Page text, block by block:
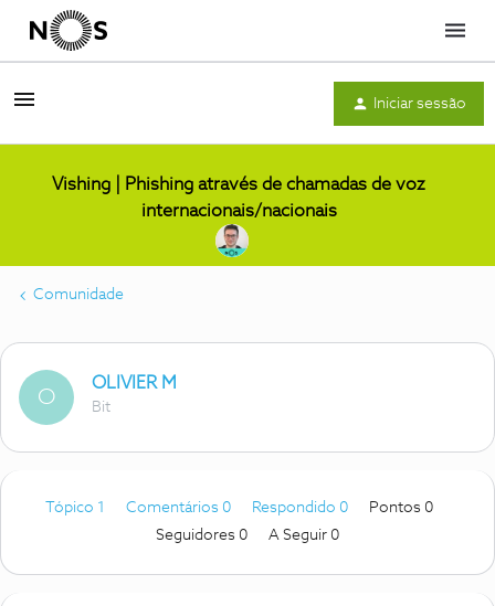
Menu
Iniciar sessão
Vishing | Phishing através de chamadas de voz
internacionais/nacionais
Comunidade
O
OLIVIER M
Bit
Tópico 1 Comentários 0 Respondido 0
Pontos 0
Seguidores 0 A Seguir 0